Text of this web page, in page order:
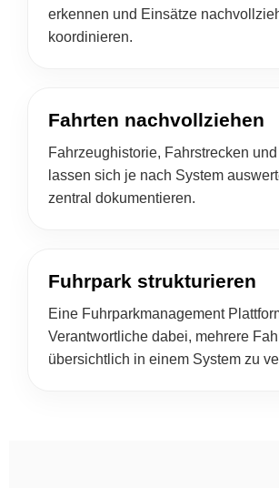
erkennen und Einsätze
koordinieren.
Fahrten nachvollziehen
Fahrzeughistorie, Fahrstrecken
lassen sich je nach System
zentral dokumentieren.
Fuhrpark strukturieren
Eine Fuhrparkmanagement
Verantwortliche dabei, mehrere
übersichtlich in einem System zu